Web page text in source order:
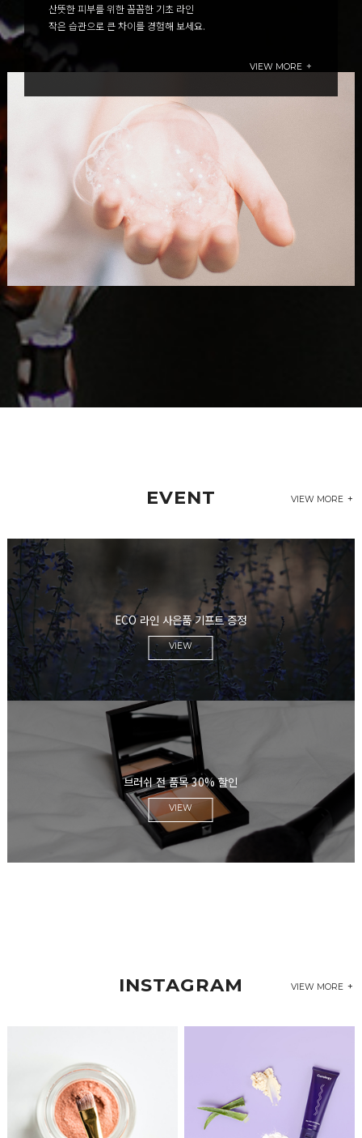
산뜻한 피부를 위한 꼼꼼한 기초 라인
작은 습관으로 큰 차이를 경험해 보세요.
VIEW MORE
EVENT VIEW MORE
ECO 라인 사은품 기프트 증정
브러쉬 전 품목 30% 할인
INSTAGRAM VIEW MORE